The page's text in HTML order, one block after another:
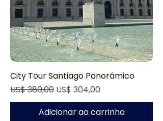
City Tour Santiago Panorámico
Preço normal
US$ 380,00 Preço promocional
US$ 304,00
Adicionar ao carrinho